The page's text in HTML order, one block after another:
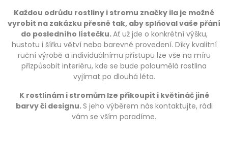
Každou odrůdu rostliny i stromu značky ila je možné
vyrobit na zakázku přesně tak, aby splňoval vaše přání
do posledního lístečku.Ať už jde o konkrétní výšku,
hustotu i šířku větví nebo barevné provedení. Díky kvalitní
ruční výrobě a individuálnímu přístupu lze vše na míru
přizpůsobit interiéru, kde se bude poloumělá rostlina
vyjímat po dlouhá léta.
K rostlinám i stromům lze přikoupit i květináč jiné
barvy či designu.S jeho výběrem nás kontaktujte, rádi
vám se vším poradíme.